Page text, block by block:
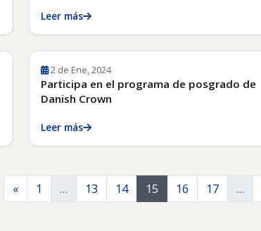
Leer más
2 de Ene, 2024
Participa en el programa de posgrado de
Danish Crown
Leer más
«Anterior
1 … 13 14 15 16 17 …